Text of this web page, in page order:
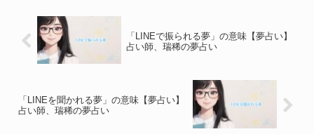
「LINEで振られる夢」の意味【夢占い】
占い師、瑞稀の夢占い
「LINEを聞かれる夢」の意味【夢占い】
占い師、瑞稀の夢占い